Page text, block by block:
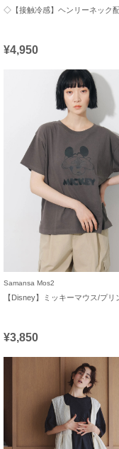
¥4,950
Samansa Mos2
¥3,850